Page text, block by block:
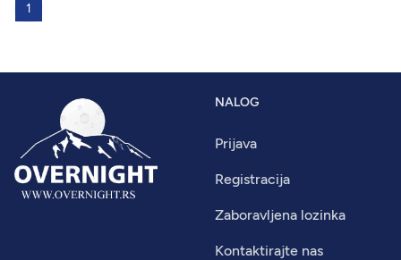
1
NALOG
Prijava
Registracija
Zaboravljena lozinka
Kontaktirajte nas